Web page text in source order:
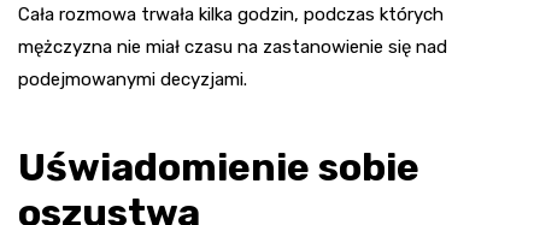
Cała rozmowa trwała kilka godzin, podczas których
mężczyzna nie miał czasu na zastanowienie się nad
podejmowanymi decyzjami.
Uświadomienie sobie
oszustwa